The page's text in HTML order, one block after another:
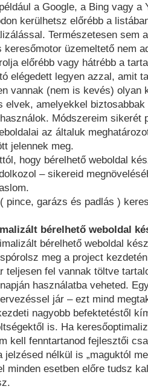
a Google, a Bing vagy a
kerülhetsz előrébb a
Természetesen sem
keresőmotor üzemeltető nem
előrébb vagy hátrébb a
elégedett legyen azzal, amit
vannak (nem is kevés) olyan
elvek, amelyekkel
Módszereim sikerét
az általuk
jelennek meg.
hogy bérelhető weboldal
– sikereid
pince, garázs és padlás )
bérelhető weboldal
bérelhető weboldal
meg a project
teljesen fel vannak töltve
használatba veheted.
jár – ezt mind
nagyobb befektetéstől
is. Ha
kell fenntartanod fejlesztői
jelzésed nélkül is „maguktól
minden esetben előre tudsz